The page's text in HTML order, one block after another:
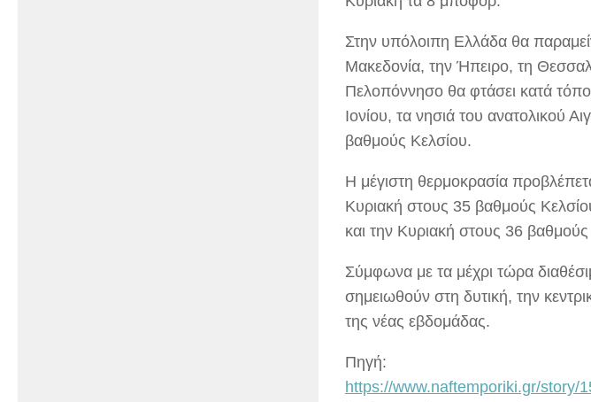
Στην υπόλοιπη Ελλάδα θα
Μακεδονία, την Ήπειρο, τη
Πελοπόννησο θα φτάσει κατά
Ιονίου, τα νησιά του ανατολικού
βαθμούς Κελσίου.
Η μέγιστη θερμοκρασία
Κυριακή στους 35 βαθμούς
και την Κυριακή στους 36
Σύμφωνα με τα μέχρι τώρα
σημειωθούν στη δυτική, την
της νέας εβδομάδας.
Πηγή:
https://www.naftemporiki.gr/story/